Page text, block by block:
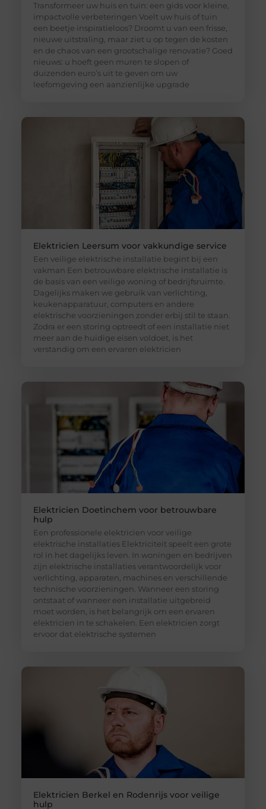
Transformeer uw huis en tuin: een gids voor kleine,
impactvolle verbeteringen Voelt uw huis of tuin
een beetje inspiratieloos? Droomt u van een frisse,
nieuwe uitstraling, maar ziet u op tegen de kosten
en de chaos van een grootschalige renovatie? Goed
nieuws: u hoeft geen muren te slopen of
duizenden euro’s uit te geven om uw
leefomgeving een aanzienlijke upgrade
Elektricien Leersum voor vakkundige service
Een veilige elektrische installatie begint bij een
vakman Een betrouwbare elektrische installatie is
de basis van een veilige woning of bedrijfsruimte.
Dagelijks maken we gebruik van verlichting,
keukenapparatuur, computers en andere
elektrische voorzieningen zonder erbij stil te staan.
Zodra er een storing optreedt of een installatie niet
meer aan de huidige eisen voldoet, is het
verstandig om een ervaren elektricien
Elektricien Doetinchem voor betrouwbare
hulp
Een professionele elektricien voor veilige
elektrische installaties Elektriciteit speelt een grote
rol in het dagelijks leven. In woningen en bedrijven
zijn elektrische installaties verantwoordelijk voor
verlichting, apparaten, machines en verschillende
technische voorzieningen. Wanneer een storing
ontstaat of wanneer een installatie uitgebreid
moet worden, is het belangrijk om een ervaren
elektricien in te schakelen. Een elektricien zorgt
ervoor dat elektrische systemen
Elektricien Berkel en Rodenrijs voor veilige
hulp